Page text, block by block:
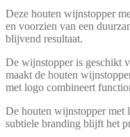
Deze houten wijnstopper
en voorzien van een
blijvend resultaat.
De wijnstopper is geschikt
maakt de houten
met logo combineert
De houten wijnstopper met
subtiele branding blijft het